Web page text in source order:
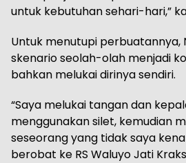
untuk kebutuhan sehari-hari,”
Untuk menutupi perbuatannya,
skenario seolah-olah menjadi
bahkan melukai dirinya sendiri.
“Saya melukai tangan dan
menggunakan silet, kemudian
seseorang yang tidak saya
berobat ke RS Waluyo Jati